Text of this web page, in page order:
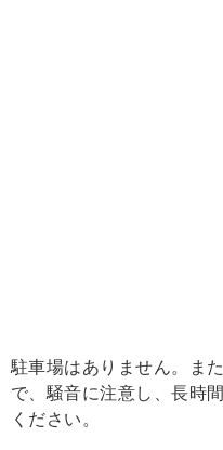
駐車場はありません。ま
で、騒音に注意し、長時
ください。